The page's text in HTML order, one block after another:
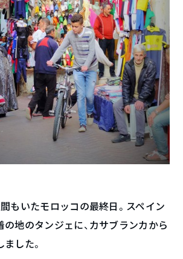
もいたモロッコの最終日。スペイン
の地のタンジェに、カサブランカから
した。